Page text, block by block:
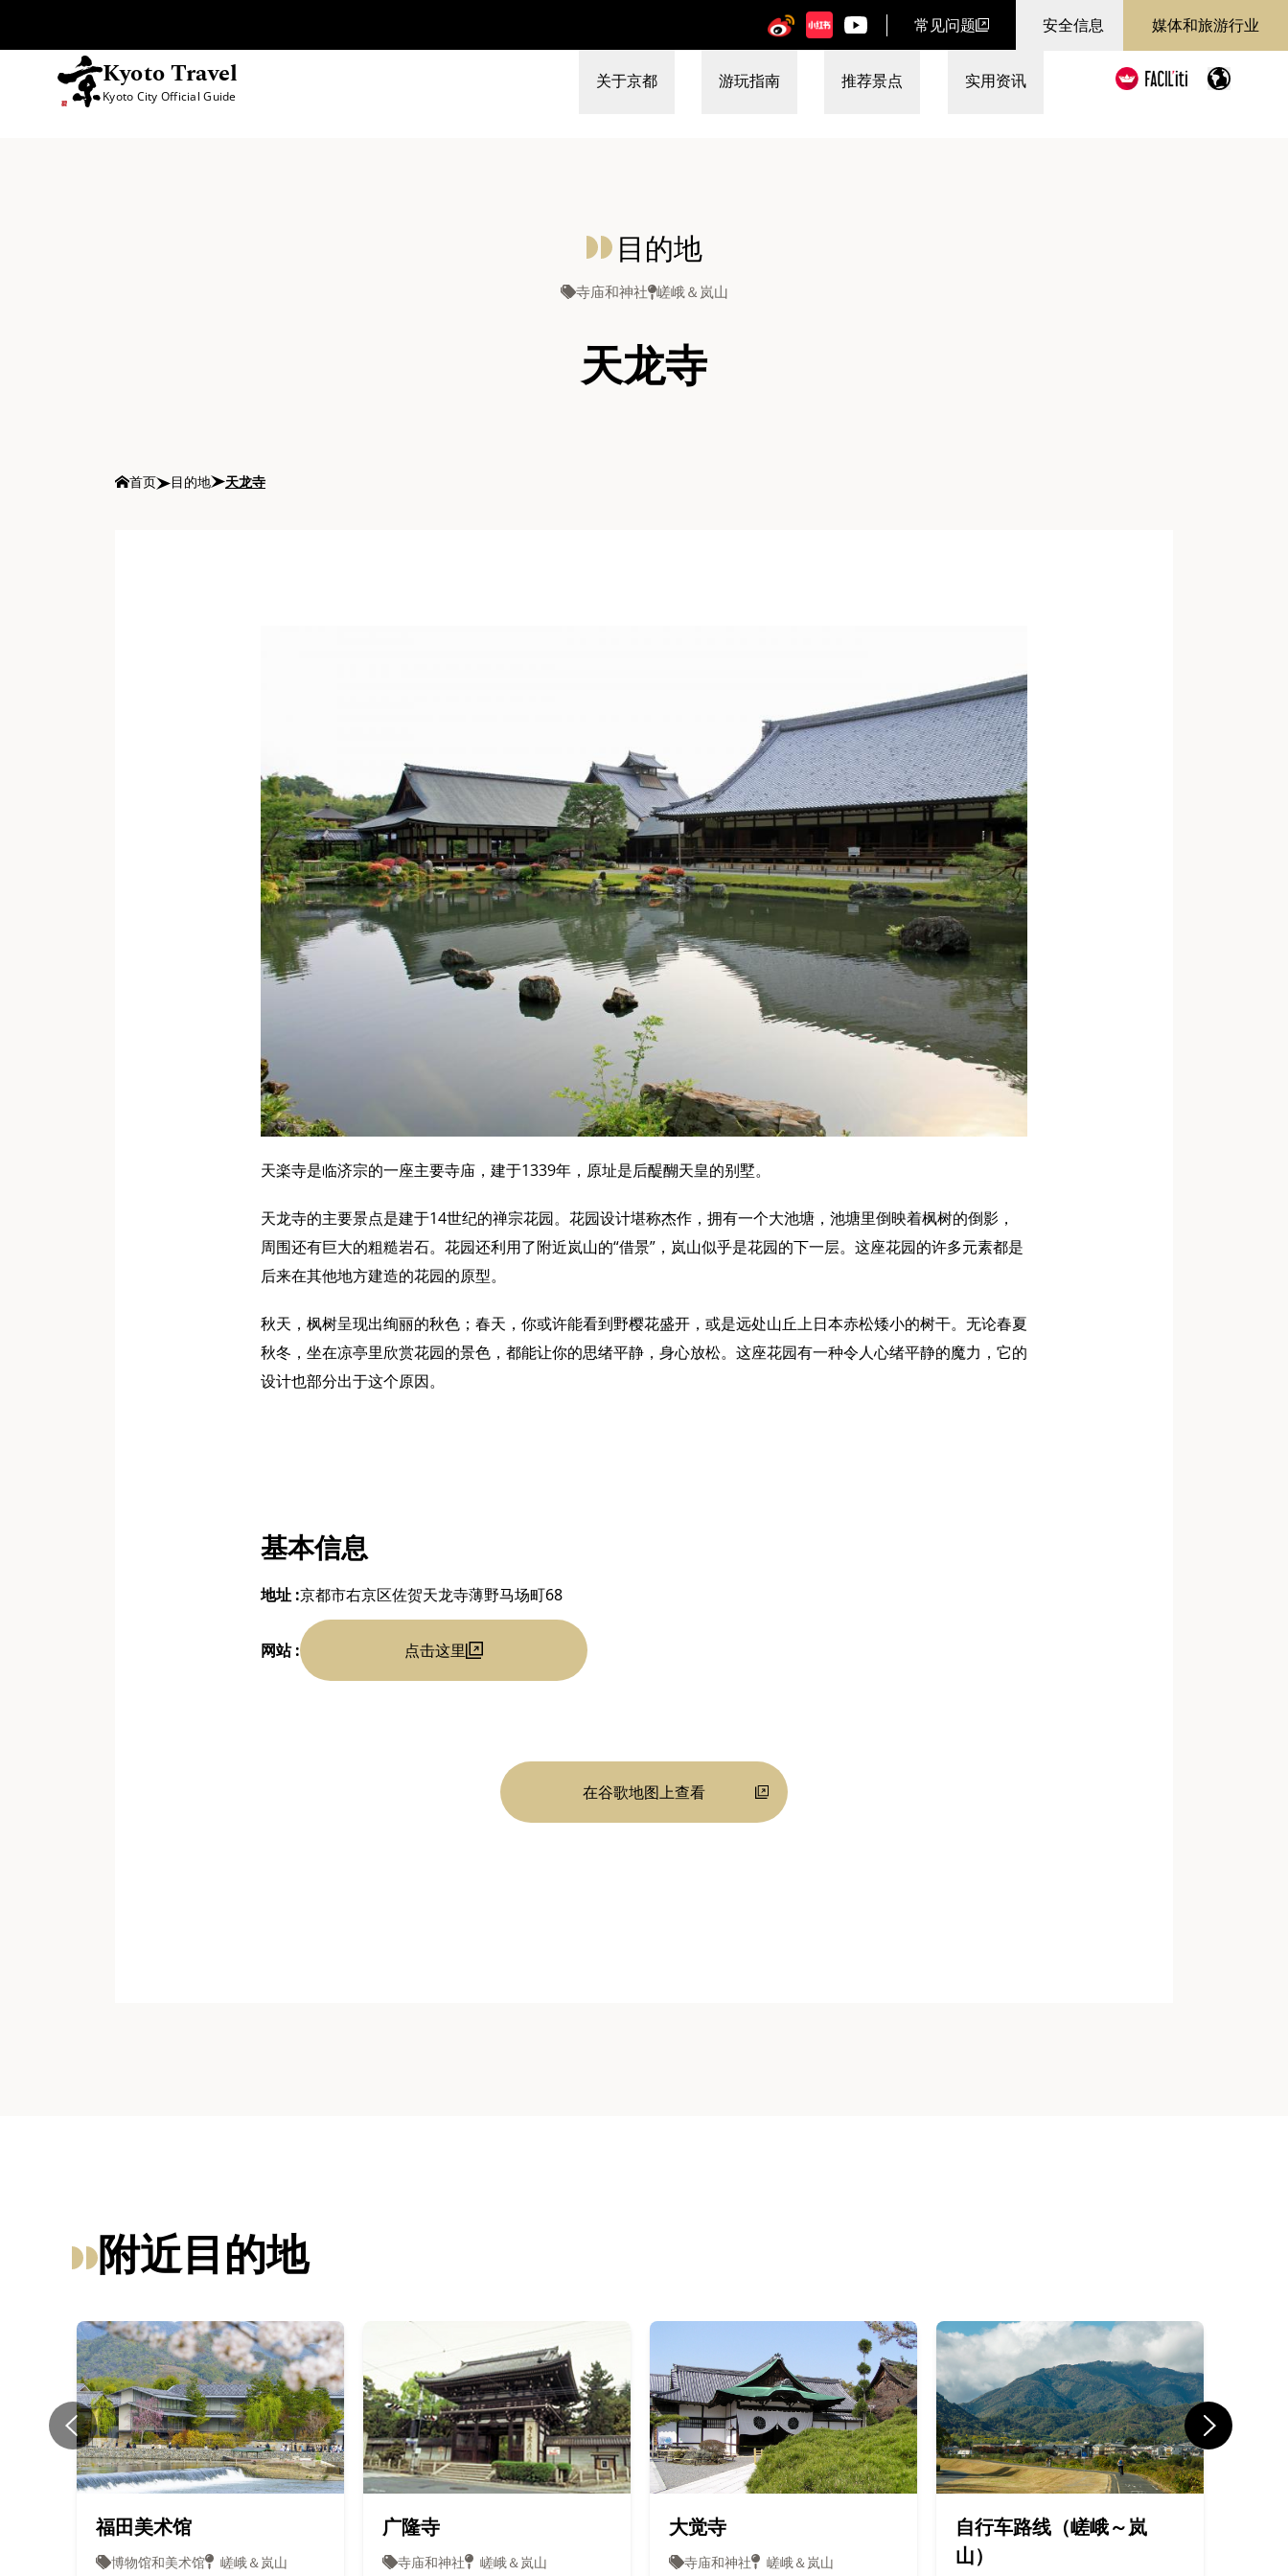
常见问题 安全信息 媒体和旅游行业
Kyoto Travel
Kyoto City Official Guide
关于京都 游玩指南 推荐景点 实用资讯
目的地
寺庙和神社 嵯峨＆岚山
天龙寺
首页 目的地 天龙寺
天楽寺是临济宗的一座主要寺庙，建于1339年，原址是后醍醐天皇的别墅。
天龙寺的主要景点是建于14世纪的禅宗花园。花园设计堪称杰作，拥有一个大池塘，池塘里倒映着枫树的倒影，
周围还有巨大的粗糙岩石。花园还利用了附近岚山的“借景”，岚山似乎是花园的下一层。这座花园的许多元素都是
后来在其他地方建造的花园的原型。
秋天，枫树呈现出绚丽的秋色；春天，你或许能看到野樱花盛开，或是远处山丘上日本赤松矮小的树干。无论春夏
秋冬，坐在凉亭里欣赏花园的景色，都能让你的思绪平静，身心放松。这座花园有一种令人心绪平静的魔力，它的
设计也部分出于这个原因。
基本信息
地址 :京都市右京区佐贺天龙寺薄野马场町68
网站 : 点击这里
在谷歌地图上查看
附近目的地
福田美术馆
博物馆和美术馆 嵯峨＆岚山
广隆寺
寺庙和神社 嵯峨＆岚山
大觉寺
寺庙和神社 嵯峨＆岚山
自行车路线（嵯峨～岚
山）